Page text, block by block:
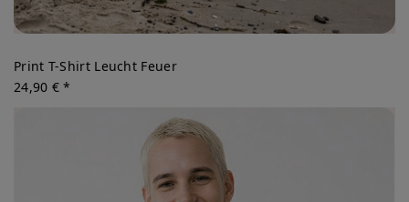
Print T-Shirt Leucht Feuer
24,90 € *